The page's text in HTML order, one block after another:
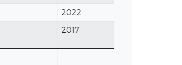
2022
2017